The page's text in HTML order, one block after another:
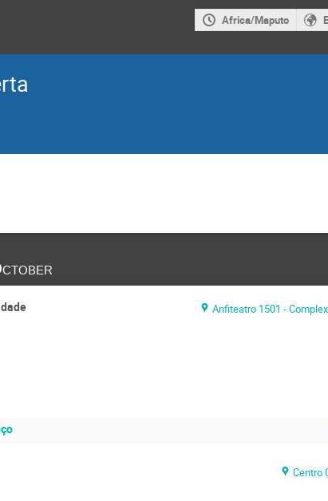
Africa/Maputo
Anfiteatro 1501 - Complexo
Centro